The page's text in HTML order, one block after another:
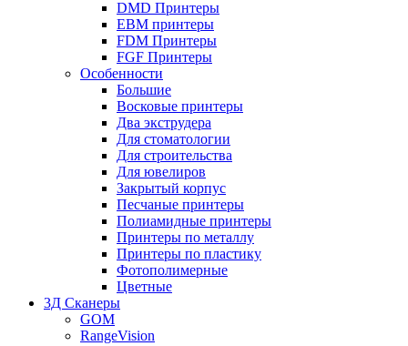
DMD Принтеры
EBM принтеры
FDM Принтеры
FGF Принтеры
Особенности
Большие
Восковые принтеры
Два экструдера
Для стоматологии
Для строительства
Для ювелиров
Закрытый корпус
Песчаные принтеры
Полиамидные принтеры
Принтеры по металлу
Принтеры по пластику
Фотополимерные
Цветные
3Д Сканеры
GOM
RangeVision